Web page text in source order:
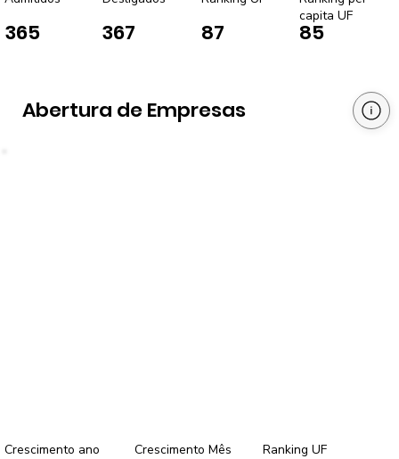
365 367 87 85
capita UF
Abertura de Empresas
Crescimento ano Ranking UF
Crescimento Mês